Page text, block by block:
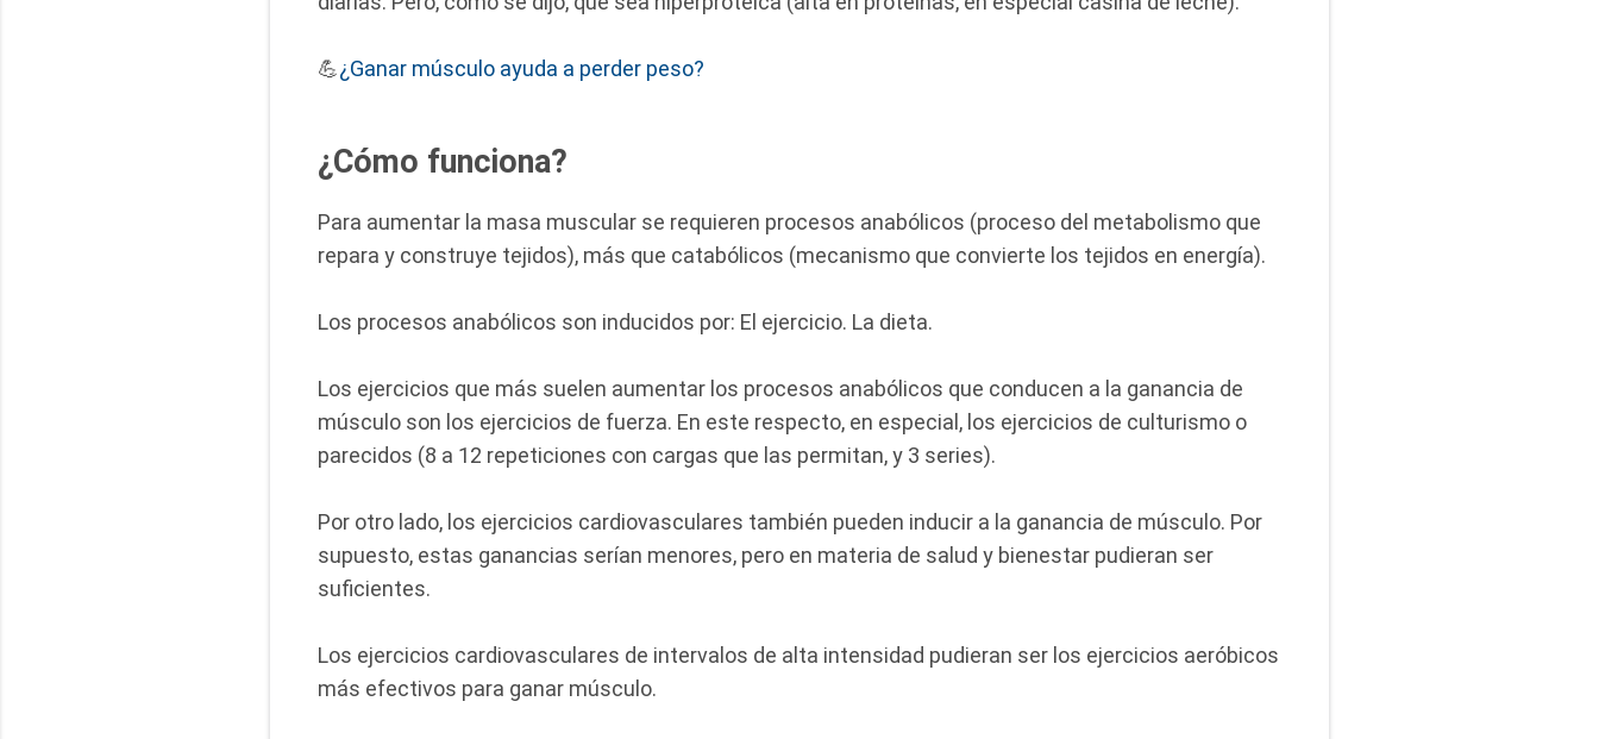
💪¿Ganar músculo ayuda a perder peso?
¿Cómo funciona?
Para aumentar la masa muscular se requieren procesos anabólicos (proceso del metabolismo que
repara y construye tejidos), más que catabólicos (mecanismo que convierte los tejidos en energía).
Los procesos anabólicos son inducidos por: El ejercicio. La dieta.
Los ejercicios que más suelen aumentar los procesos anabólicos que conducen a la ganancia de
músculo son los ejercicios de fuerza. En este respecto, en especial, los ejercicios de culturismo o
parecidos (8 a 12 repeticiones con cargas que las permitan, y 3 series).
Por otro lado, los ejercicios cardiovasculares también pueden inducir a la ganancia de músculo. Por
supuesto, estas ganancias serían menores, pero en materia de salud y bienestar pudieran ser
suficientes.
Los ejercicios cardiovasculares de intervalos de alta intensidad pudieran ser los ejercicios aeróbicos
más efectivos para ganar músculo.